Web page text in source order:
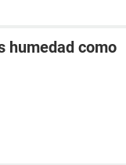
humedad como